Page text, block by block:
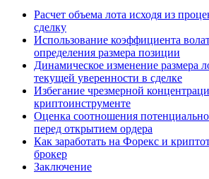
Расчет объема лота исходя из
сделку
Использование коэффициента
определения размера позиции
Динамическое изменение размера
текущей уверенности в сделке
Избегание чрезмерной
криптоинструменте
Оценка соотношения
перед открытием ордера
Как заработать на Форекс и
брокер
Заключение